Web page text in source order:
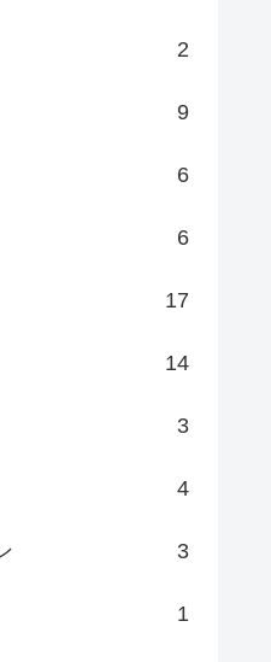
2
9
6
6
17
14
3
4
3
1